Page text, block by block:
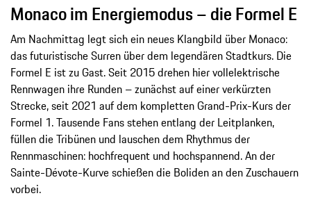
Monaco im Energiemodus – die Formel E
Am Nachmittag legt sich ein neues Klangbild über Monaco:
das futuristische Surren über dem legendären Stadtkurs. Die
Formel E ist zu Gast. Seit 2015 drehen hier vollelektrische
Rennwagen ihre Runden – zunächst auf einer verkürzten
Strecke, seit 2021 auf dem kompletten Grand-Prix-Kurs der
Formel 1. Tausende Fans stehen entlang der Leitplanken,
füllen die Tribünen und lauschen dem Rhythmus der
Rennmaschinen: hochfrequent und hochspannend. An der
Sainte-Dévote-Kurve schießen die Boliden an den Zuschauern
vorbei.